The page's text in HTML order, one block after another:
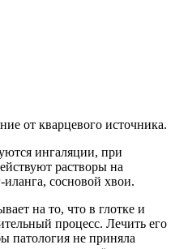
от кварцевого источника.
ингаляции, при
растворы на
иланга, сосновой хвои.
на то, что в глотке и
процесс. Лечить его
патология не приняла